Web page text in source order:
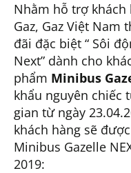
Nhằm hỗ trợ khách
Gaz, Gaz Việt
đãi đặc biệt “ Sôi
Next” dành cho
phẩm Minibus
khẩu nguyên chiếc
gian từ ngày
khách hàng sẽ
Minibus Gazelle
2019: